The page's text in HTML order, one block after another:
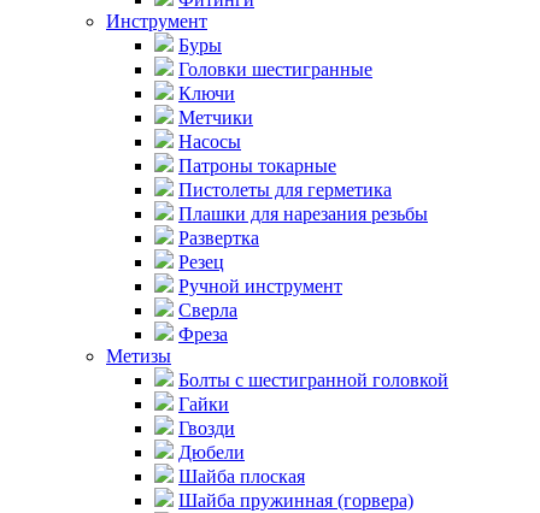
Инструмент
Буры
Головки шестигранные
Ключи
Метчики
Насосы
Патроны токарные
Пистолеты для герметика
Плашки для нарезания резьбы
Развертка
Резец
Ручной инструмент
Сверла
Фреза
Метизы
Болты с шестигранной головкой
Гайки
Гвозди
Дюбели
Шайба плоская
Шайба пружинная (горвера)